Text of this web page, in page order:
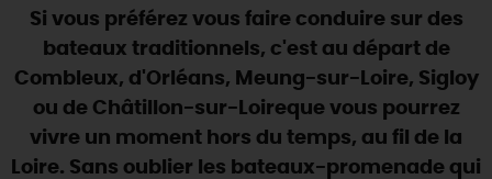
Des sorties en famille dans le Loiret !
Programme des animations "Loiret au fil de l'eau"
2026
Où sortir ?
Si vous préférez vous faire conduire sur des
bateaux traditionnels, c'est au départ de
Combleux, d'Orléans, Meung-sur-Loire, Sigloy
ou de Châtillon-sur-Loireque vous pourrez
vivre un moment hors du temps, au fil de la
Loire. Sans oublier les bateaux-promenade qui